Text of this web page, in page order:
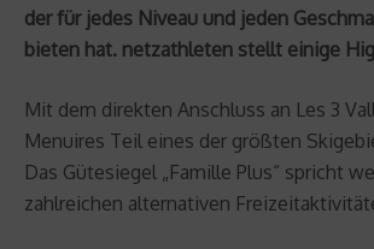
der für jedes Niveau und jeden
bieten hat. netzathleten stellt einige
Mit dem direkten Anschluss an Les 3
Menuires Teil eines der größten
Das Gütesiegel „Famille Plus“ spricht
zahlreichen alternativen